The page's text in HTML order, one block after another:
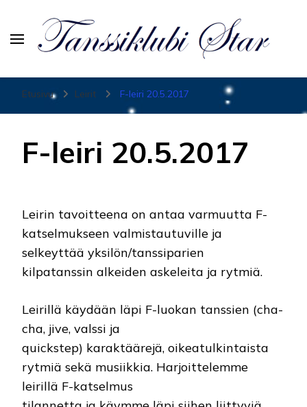
Tanssiurheiluseura Star
Etusivu Leirit F-leiri 20.5.2017
F-leiri 20.5.2017
Leirin tavoitteena on antaa varmuutta F-
katselmukseen valmistautuville ja
selkeyttää yksilön/tanssiparien
kilpatanssin alkeiden askeleita ja rytmiä.
Leirillä käydään läpi F-luokan tanssien (cha-
cha, jive, valssi ja
quickstep) karaktäärejä, oikeatulkintaista
rytmiä sekä musiikkia. Harjoittelemme
leirillä F-katselmus